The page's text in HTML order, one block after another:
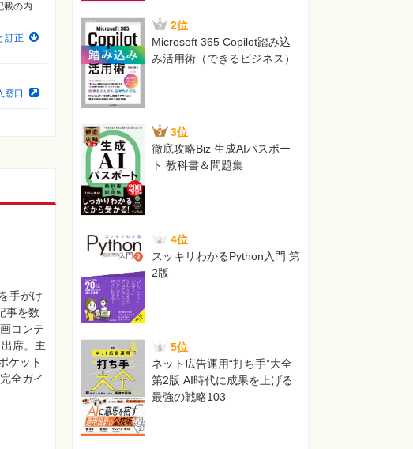
載の内
訂正
窓口
手がけ
事を数
コンテ
席。主
ケット
全ガイ
2位
Microsoft 365 Copilot踏み込
み活用術（できるビジネス）
3位
徹底攻略Biz 生成AIパスポー
ト 教科書＆問題集
4位
スッキリわかるPython入門 第
2版
5位
ネット広告運用“打ち手”大全
第2版 AI時代に成果を上げる
最強の戦略103